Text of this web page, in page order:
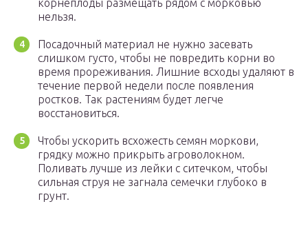
корнеплоды размещать рядом с морковью
нельзя.
Посадочный материал не нужно засевать
слишком густо, чтобы не повредить корни во
время прореживания. Лишние всходы удаляют в
течение первой недели после появления
ростков. Так растениям будет легче
восстановиться.
Чтобы ускорить всхожесть семян моркови,
грядку можно прикрыть агроволокном.
Поливать лучше из лейки с ситечком, чтобы
сильная струя не загнала семечки глубоко в
грунт.